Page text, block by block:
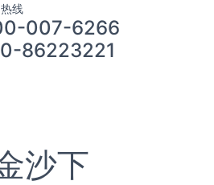
线
007-6266
86223221
沙下